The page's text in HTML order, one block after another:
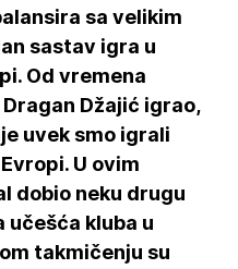
sa velikim
sastav igra u
Od vremena
Džajić igrao,
uvek smo igrali
U ovim
dobio neku drugu
učešća kluba u
takmičenju su